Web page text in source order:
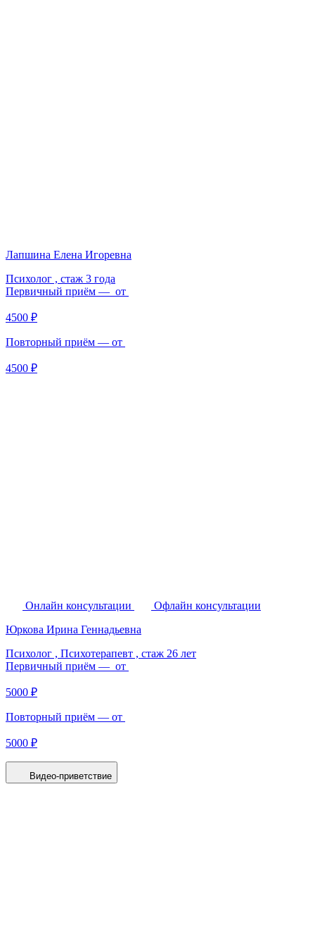
Лапшина Елена Игоревна
Психолог , стаж 3 года
Первичный приём — от
4500 ₽
Повторный приём — от
4500 ₽
Онлайн консультации
Офлайн консультации
Юркова Ирина Геннадьевна
Психолог , Психотерапевт , стаж 26 лет
Первичный приём — от
5000 ₽
Повторный приём — от
5000 ₽
Видео-приветствие